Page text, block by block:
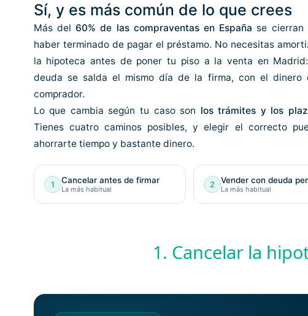
Sí, y es más común de lo que crees
Más del 60% de las compraventas en España se cierran
haber terminado de pagar el préstamo. No necesitas
la hipoteca antes de poner tu piso a la venta en
deuda se salda el mismo día de la firma, con el dinero
comprador.
Lo que cambia según tu caso son los trámites y los
Tienes cuatro caminos posibles, y elegir el correcto
ahorrarte tiempo y bastante dinero.
1 Cancelar antes de firmar
La más habitual
2 Vender con deuda
La más habitual
1. Cancelar la